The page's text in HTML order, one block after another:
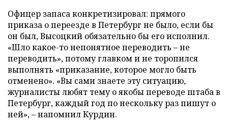
Офицер запаса конкретизировал: прямого
приказа о переезде в Петербург не было, если бы
он был, Высоцкий обязательно бы его исполнил.
«Шло какое-то непонятное переводить – не
переводить», потому главком и не торопился
выполнять «приказание, которое могло быть
отменено». «Вы сами знаете эту ситуацию,
журналисты любят тему о якобы переводе штаба в
Петербург, каждый год по нескольку раз пишут о
ней», – напомнил Курдин.